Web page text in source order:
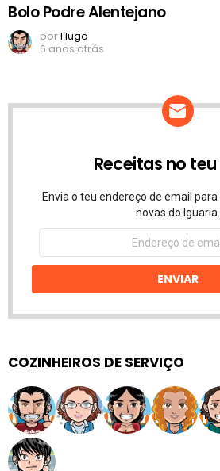
Bolo Podre Alentejano
porHugo
6 anos atrás
Receitas no teu
Envia o teu endereço de email
novas do Iguaria.
Endereço
email
ENVIAR
COZINHEIROS DE SERVIÇO